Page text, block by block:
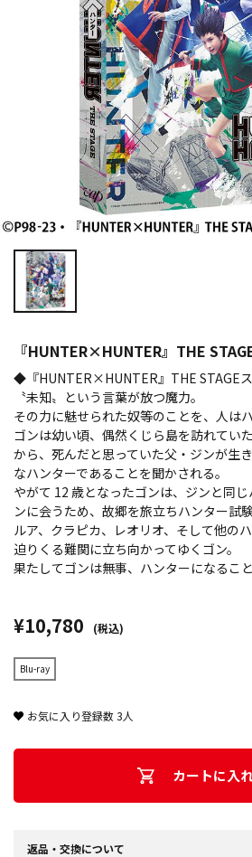
『HUNTER×HUNTER』THE
◆『HUNTER×HUNTER』THE STAGE
〝未知〟という言葉が放つ魔力。
その力に魅せられた奴等のことを、人
ゴンは幼い頃、偶然くじら島を訪れてい
から、死んだと思っていた父・ジンが生
なハンターであることを聞かされる。
やがて 12 歳となったゴンは、ジンと同
ンに会うため、故郷を旅立ちハンター試
ルア、クラピカ、レオリオ、そして他の
迫りくる難関に立ち向かってゆくゴン。
果たしてゴンは無事、ハンターになるこ
¥10,780 (税込)
Blu-ray
お気に入り登録数3人
カートに入
返品・交換について